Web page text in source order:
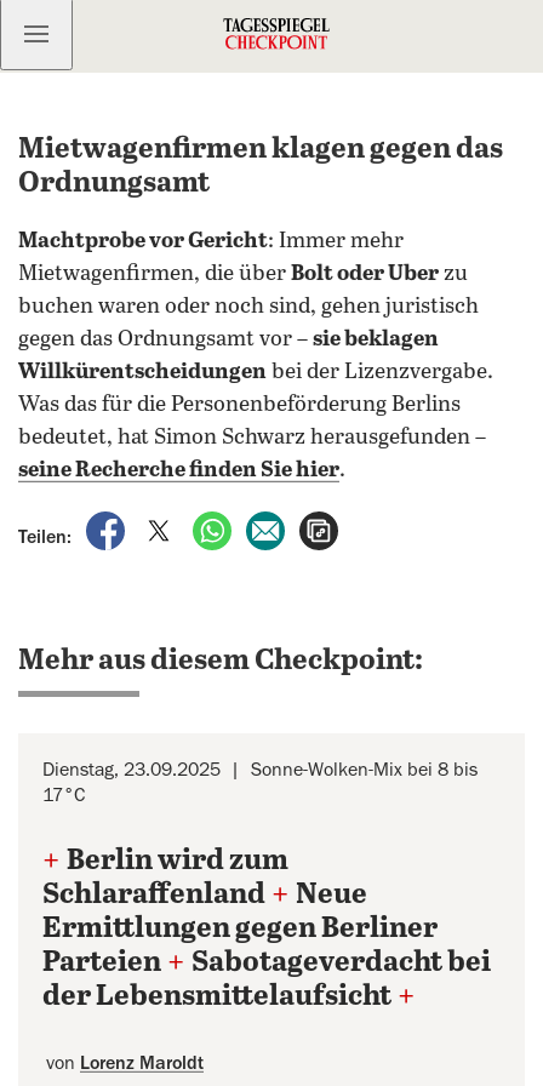
Kostenlos anmelden
Mietwagenfirmen klagen gegen das
Ordnungsamt
Machtprobe vor Gericht: Immer mehr
Mietwagenfirmen, die über Bolt oder Uber zu
buchen waren oder noch sind, gehen juristisch
gegen das Ordnungsamt vor – sie beklagen
Willkürentscheidungen bei der Lizenzvergabe.
Was das für die Personenbeförderung Berlins
bedeutet, hat Simon Schwarz herausgefunden –
seine Recherche finden Sie hier.
Teilen:
auf Facebook teilen
auf X teilenper WhatsApp teilen
per E-Mail teilen
Mehr aus diesem Checkpoint:
Dienstag, 23.09.2025
Sonne-Wolken-Mix bei 8 bis
17°C
+ Berlin wird zum
Schlaraffenland + Neue
Ermittlungen gegen Berliner
Parteien + Sabotageverdacht bei
der Lebensmittelaufsicht +
von Lorenz Maroldt